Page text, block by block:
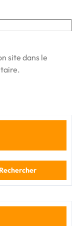
site dans le
Rechercher